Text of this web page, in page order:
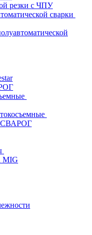
резки с ЧПУ
сварки
СВАРОГ
MIG